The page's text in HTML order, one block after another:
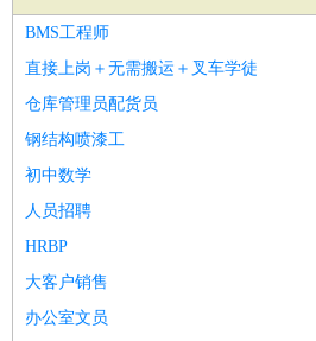
BMS工程师
直接上岗＋无需搬运＋叉车学徒
仓库管理员配货员
钢结构喷漆工
初中数学
人员招聘
HRBP
大客户销售
办公室文员